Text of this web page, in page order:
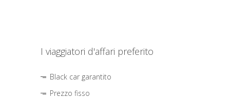
I viaggiatori d'affari preferito
Black car garantito
Prezzo fisso